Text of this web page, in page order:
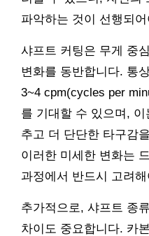
파악하는 것이 선행되
샤프트 커팅은 무게 중
변화를 동반합니다. 통
3~4 cpm(cycles per
를 기대할 수 있으며,
추고 더 단단한 타구감
이러한 미세한 변화는
과정에서 반드시 고려
추가적으로, 샤프트 종
차이도 중요합니다. 카